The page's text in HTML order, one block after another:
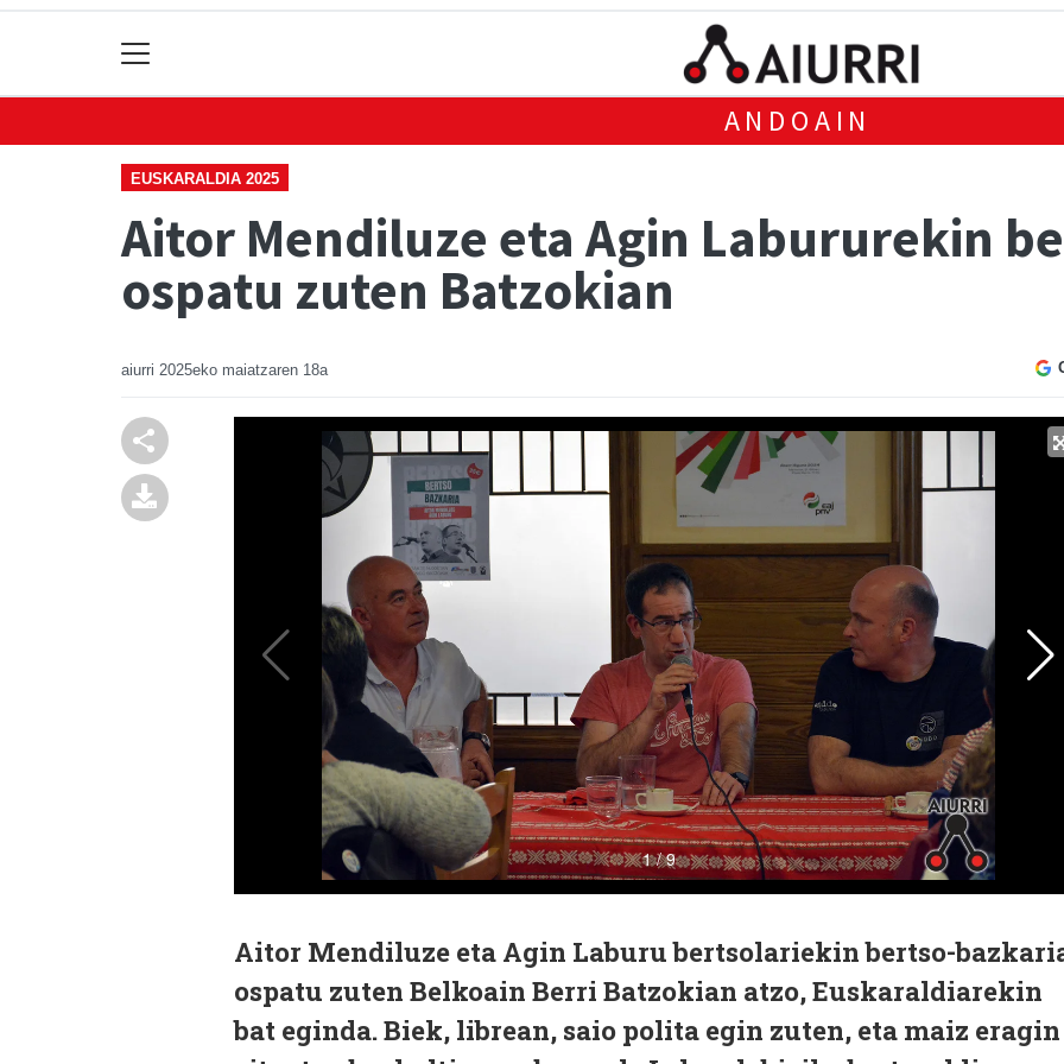
ANDOAIN
EUSKARALDIA 2025
Aitor Mendiluze eta Agin Labururekin
ospatu zuten Batzokian
aiurri 2025eko maiatzaren 18a
Aitor Mendiluze eta Agin Laburu bertsolariekin bertso-
ospatu zuten Belkoain Berri Batzokian atzo, Euskaraldiarekin
bat eginda. Biek, librean, saio polita egin zuten, eta maiz eragin